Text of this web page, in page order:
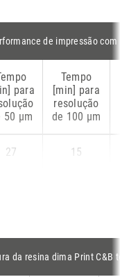
de impressão com
para
50 µm
Tempo
[min] para
resolução
de 100 µm
27 15
da resina dima Print C&B